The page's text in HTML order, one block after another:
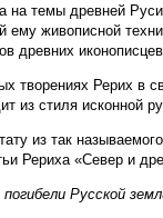
на темы древней
ему живописной
древних иконописцев.
творениях Рерих в
из стиля исконной
из так
Рериха «Север и
Русской